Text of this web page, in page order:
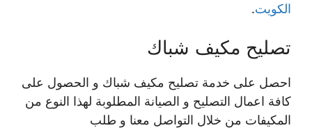
الكويت.
تصليح مكيف شباك
احصل على خدمة تصليح مكيف شباك و الحصول على
كافة اعمال التصليح و الصيانة المطلوبة لهذا النوع من
المكيفات من خلال التواصل معنا و طلب